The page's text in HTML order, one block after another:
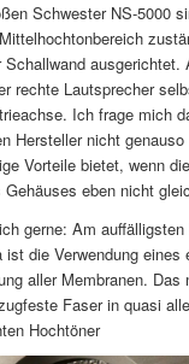
Schwester NS-5000
ausgerichtet.
rechte Lautsprecher
Ich frage mich
Hersteller nicht genauso
Vorteile bietet, wenn
eben nicht
gerne: Am
ist die Verwendung eines
aller Membranen. Das
Faser in quasi
Hochtöner